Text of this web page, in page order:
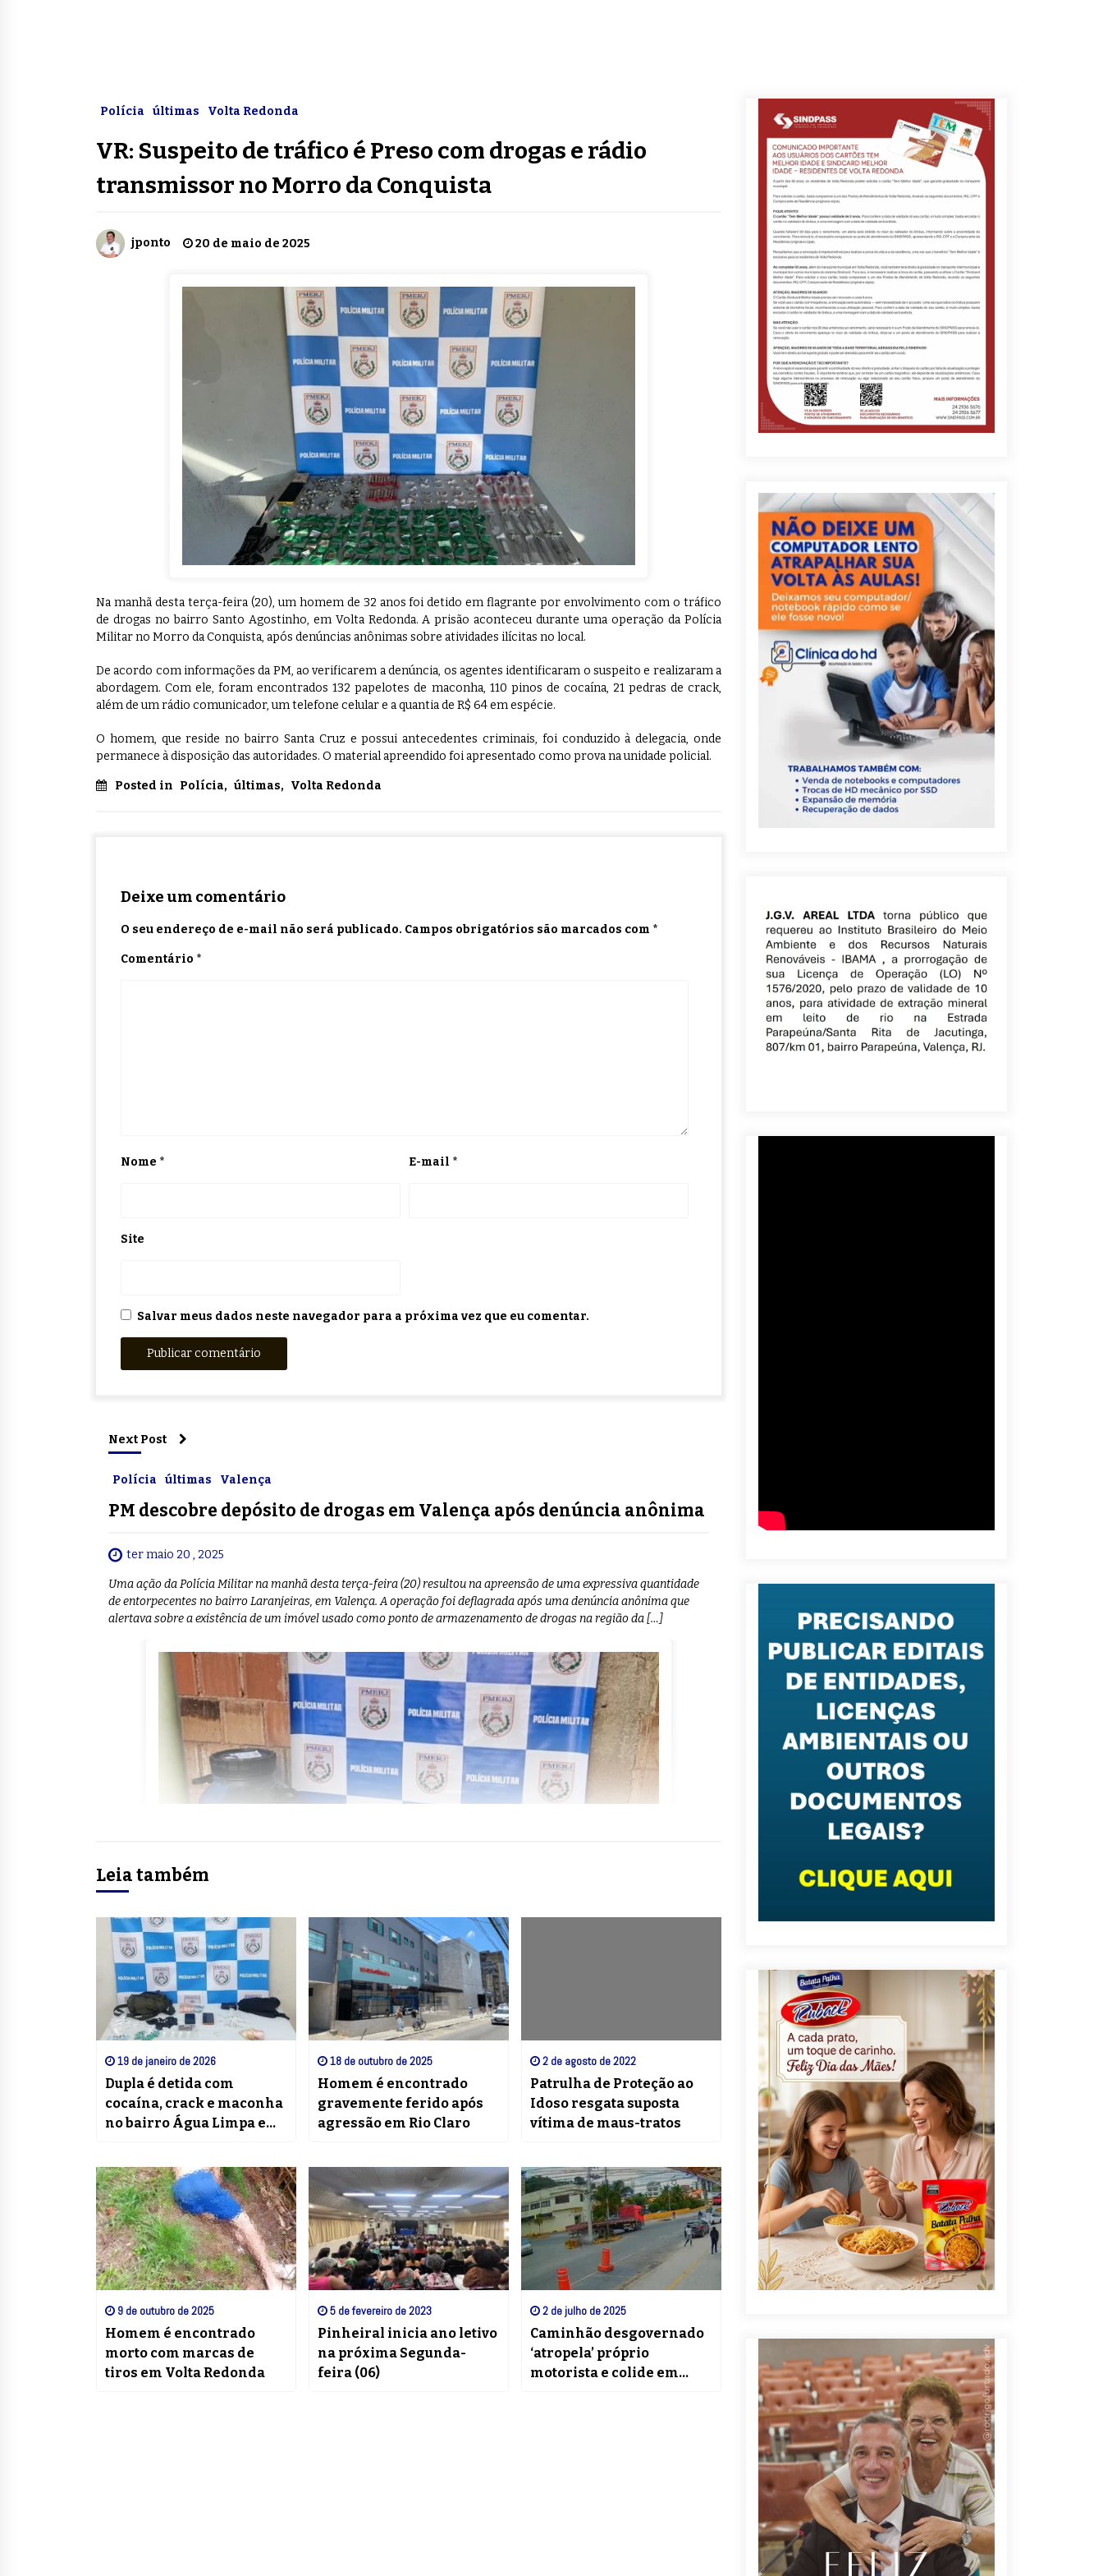
Polícia últimas Volta Redonda
VR: Suspeito de tráfico é Preso com drogas e rádio
transmissor no Morro da Conquista
jponto 20 de maio de 2025
Na manhã desta terça-feira (20), um homem de 32 anos foi detido em flagrante por envolvimento com o tráfico
de drogas no bairro Santo Agostinho, em Volta Redonda. A prisão aconteceu durante uma operação da Polícia
Militar no Morro da Conquista, após denúncias anônimas sobre atividades ilícitas no local.
De acordo com informações da PM, ao verificarem a denúncia, os agentes identificaram o suspeito e realizaram a
abordagem. Com ele, foram encontrados 132 papelotes de maconha, 110 pinos de cocaína, 21 pedras de crack,
além de um rádio comunicador, um telefone celular e a quantia de R$ 64 em espécie.
O homem, que reside no bairro Santa Cruz e possui antecedentes criminais, foi conduzido à delegacia, onde
permanece à disposição das autoridades. O material apreendido foi apresentado como prova na unidade policial.
Posted in Polícia, últimas, Volta Redonda
Deixe um comentário
O seu endereço de e-mail não será publicado. Campos obrigatórios são marcados com *
Comentário *
Nome * E-mail *
Site
Salvar meus dados neste navegador para a próxima vez que eu comentar.
Next Post
Polícia últimas Valença
PM descobre depósito de drogas em Valença após denúncia anônima
ter maio 20 , 2025
Uma ação da Polícia Militar na manhã desta terça-feira (20) resultou na apreensão de uma expressiva quantidade
de entorpecentes no bairro Laranjeiras, em Valença. A operação foi deflagrada após uma denúncia anônima que
alertava sobre a existência de um imóvel usado como ponto de armazenamento de drogas na região da […]
Leia também
19 de janeiro de 2026
Dupla é detida com
cocaína, crack e maconha
no bairro Água Limpa em
18 de outubro de 2025
Homem é encontrado
gravemente ferido após
agressão em Rio Claro
2 de agosto de 2022
Patrulha de Proteção ao
Idoso resgata suposta
vítima de maus-tratos
9 de outubro de 2025
Homem é encontrado
morto com marcas de
tiros em Volta Redonda
5 de fevereiro de 2023
Pinheiral inicia ano letivo
na próxima Segunda-
feira (06)
2 de julho de 2025
Caminhão desgovernado
‘atropela’ próprio
motorista e colide em